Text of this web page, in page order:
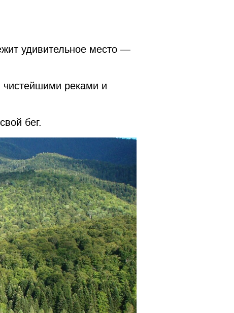
удивительное место —
чистейшими реками и
бег.